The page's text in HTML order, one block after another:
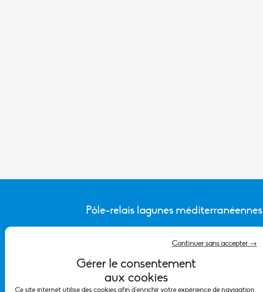
Gérer le consentement
aux cookies
Ce site internet utilise des cookies afin d'enrichir votre expérience de navigation
Continuer sans accepter →
Pôle-relais lagunes méditerranéennes
CONTACTER L’ÉQUIPE DU PÔLE